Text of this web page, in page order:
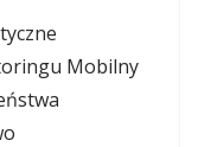
Mobilny